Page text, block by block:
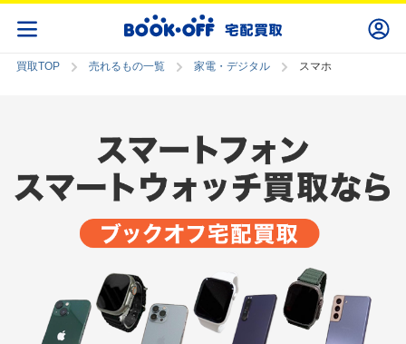
買取TOP 売れるもの一覧 家電・デジタル スマホ